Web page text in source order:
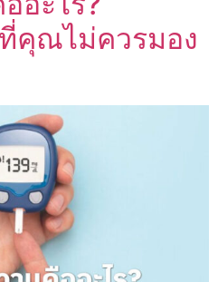
ณไม่ควรมอง